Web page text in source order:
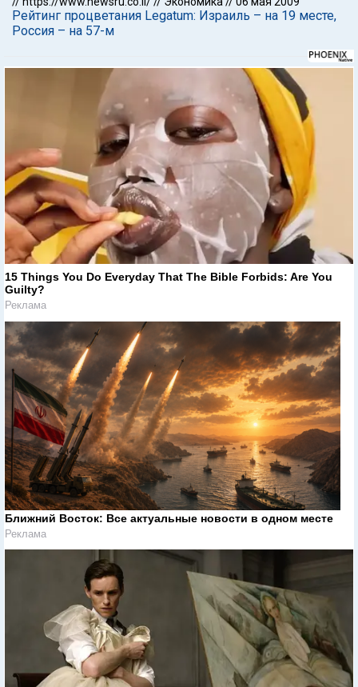
Рейтинг процветания Legatum: Израиль – на 19 месте,
Россия – на 57-м
15 Things You Do Everyday That The Bible Forbids: Are You
Guilty?
Реклама
Ближний Восток: Все актуальные новости в одном месте
Реклама